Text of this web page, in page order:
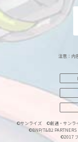
注意：内
©サンライズ ©創通・サンラ
©BNP/T&B2 PARTNERS
©2017